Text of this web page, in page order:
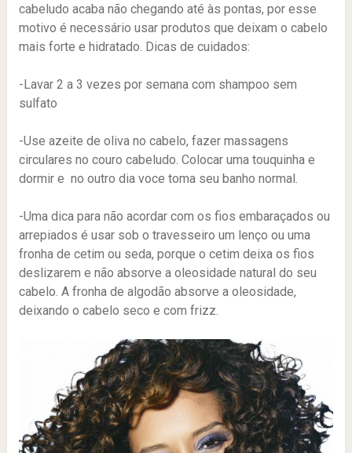
cabeludo acaba não chegando até às pontas, por esse
motivo é necessário usar produtos que deixam o cabelo
mais forte e hidratado. Dicas de cuidados:
-Lavar 2 a 3 vezes por semana com shampoo sem
sulfato
-Use azeite de oliva no cabelo, fazer massagens
circulares no couro cabeludo. Colocar uma touquinha e
dormir e no outro dia voce toma seu banho normal.
-Uma dica para não acordar com os fios embaraçados ou
arrepiados é usar sob o travesseiro um lenço ou uma
fronha de cetim ou seda, porque o cetim deixa os fios
deslizarem e não absorve a oleosidade natural do seu
cabelo. A fronha de algodão absorve a oleosidade,
deixando o cabelo seco e com frizz.